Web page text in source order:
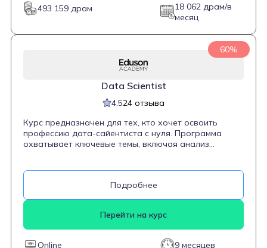
493 159 драм
18 062 драм/в
месяц
Data Scientist
4.524 отзыва
60%
Курс предназначен для тех, кто хочет освоить
профессию дата-сайентиста с нуля. Программа
охватывает ключевые темы, включая анализ
Python. Студенты научатся моделировать бизнес-
процессы, собирать портфолио из учебных
проектов и смогут начать работать в IT уже через 6
включает 215 интерактивных уроков и 11 проектов
для портфолио.
Подробнее
Перейти на курс
Online 9 месяцев